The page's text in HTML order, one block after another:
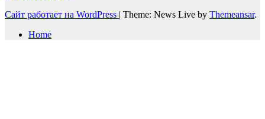
Сайт работает на WordPress | Theme: News Live by Themeansar.
Home